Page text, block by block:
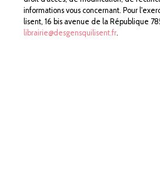
informations vous concernant. Pour
lisent, 16 bis avenue de la République
librairie@desgensquilisent.fr.